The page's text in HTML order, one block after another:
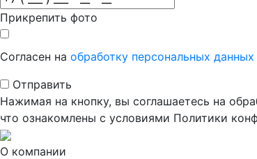
Прикрепить фото
Согласен на обработку персональных данных
Отправить
Нажимая на кнопку, вы соглашаетесь на
что ознакомлены с условиями Политики
О компании